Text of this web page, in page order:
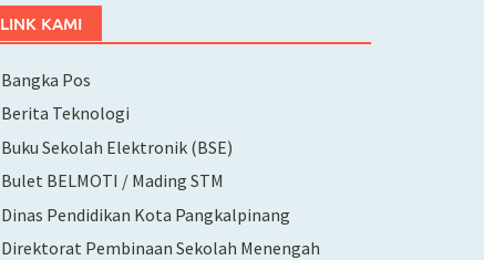
LINK KAMI
Bangka Pos
Berita Teknologi
Buku Sekolah Elektronik (BSE)
Bulet BELMOTI / Mading STM
Dinas Pendidikan Kota Pangkalpinang
Direktorat Pembinaan Sekolah Menengah